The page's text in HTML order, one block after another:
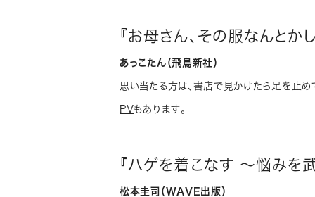
『お母さん、その服なんとか
あっこたん（飛鳥新社）
思い当たる方は、書店で見かけたら足を止
PVもあります。
『ハゲを着こなす 〜悩みを
松本圭司（WAVE出版）